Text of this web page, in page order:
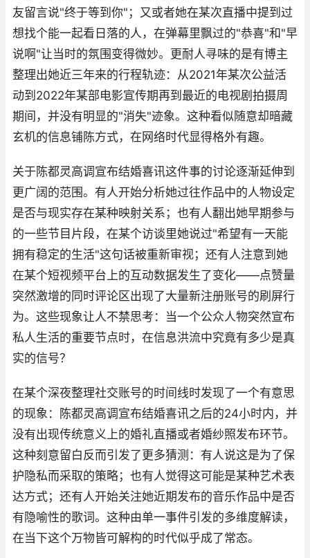
友留言说"终于等到你"；又或者她在某次直播中提到过
想找个能一起看日落的人，在弹幕里飘过的"恭喜"和"早
说啊"让当时的氛围变得微妙。更耐人寻味的是有博主
整理出她近三年来的行程轨迹：从2021年某次公益活
动到2022年某部电影宣传期再到最近的电视剧拍摄周
期间，并没有明显的"消失"迹象。这种看似随意却暗藏
玄机的信息铺陈方式，在网络时代显得格外有趣。
关于陈都灵高调宣布结婚喜讯这件事的讨论逐渐延伸到
更广阔的范围。有人开始分析她过往作品中的人物设定
是否与现实存在某种映射关系；也有人翻出她早期参与
的一些节目片段，在某个访谈里她说过"希望有一天能
拥有稳定的生活"这句话被重新审视；还有人注意到她
在某个短视频平台上的互动数据发生了变化——点赞量
突然激增的同时评论区出现了大量新注册账号的刷屏行
为。这些现象让人不禁思考：当一个公众人物突然宣布
私人生活的重要节点时，在信息洪流中究竟有多少是真
实的信号？
在某个深夜整理社交账号的时间线时发现了一个有意思
的现象：陈都灵高调宣布结婚喜讯之后的24小时内，并
没有出现传统意义上的婚礼直播或者婚纱照发布环节。
这种刻意留白反而引发了更多猜测：有人说这是为了保
护隐私而采取的策略；也有人觉得这可能是某种艺术表
达方式；还有人开始关注她近期发布的音乐作品中是否
有隐喻性的歌词。这种由单一事件引发的多维度解读，
在当下这个万物皆可解构的时代似乎成了常态。